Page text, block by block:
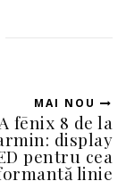
MAI NOU
fēnix 8 de la
display
pentru cea
linie